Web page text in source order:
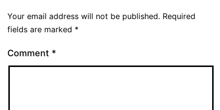
Your email address will not be published. Required
fields are marked *
Comment *